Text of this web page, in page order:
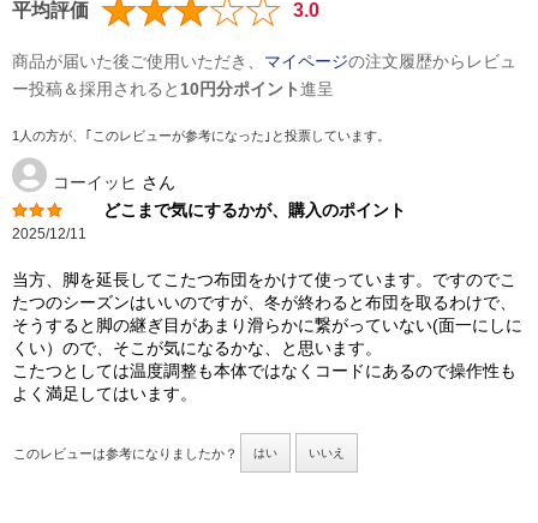
平均評価 3.0
商品が届いた後ご使用いただき、 マイページの注文履歴からレビュ
ー投稿＆採用されると 10円分ポイント進呈
1人の方が、｢このレビューが参考になった｣と投票しています。
コーイッヒ さん
どこまで気にするかが、購入のポイント
2025/12/11
当方、脚を延長してこたつ布団をかけて使っています。ですのでこ
たつのシーズンはいいのですが、冬が終わると布団を取るわけで、
そうすると脚の継ぎ目があまり滑らかに繋がっていない(面一にしに
くい）ので、そこが気になるかな、と思います。
こたつとしては温度調整も本体ではなくコードにあるので操作性も
よく満足してはいます。
このレビューは参考になりましたか？ はい いいえ